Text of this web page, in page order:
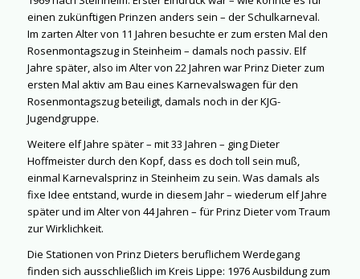
einen zukünftigen Prinzen anders sein – der Schulkarneval.
Im zarten Alter von 11 Jahren besuchte er zum ersten Mal den
Rosenmontagszug in Steinheim – damals noch passiv. Elf
Jahre später, also im Alter von 22 Jahren war Prinz Dieter zum
ersten Mal aktiv am Bau eines Karnevalswagen für den
Rosenmontagszug beteiligt, damals noch in der KJG-
Jugendgruppe.
Weitere elf Jahre später – mit 33 Jahren – ging Dieter
Hoffmeister durch den Kopf, dass es doch toll sein muß,
einmal Karnevalsprinz in Steinheim zu sein. Was damals als
fixe Idee entstand, wurde in diesem Jahr – wiederum elf Jahre
später und im Alter von 44 Jahren – für Prinz Dieter vom Traum
zur Wirklichkeit.
Die Stationen von Prinz Dieters beruflichem Werdegang
finden sich ausschließlich im Kreis Lippe: 1976 Ausbildung zum